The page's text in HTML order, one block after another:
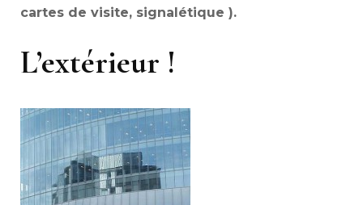
cartes de visite, signalétique ).
L’extérieur !